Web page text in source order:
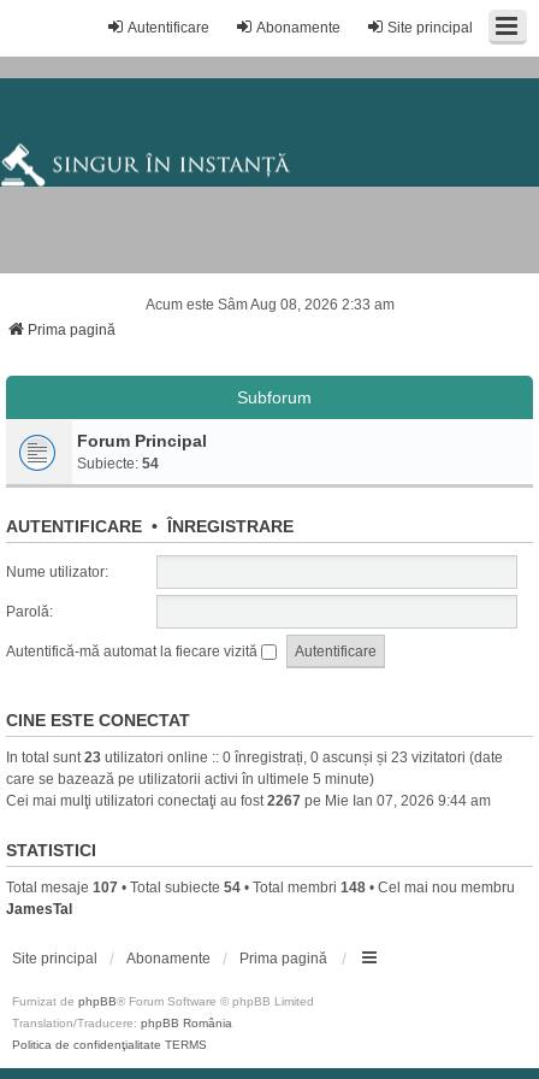
Site principal
Abonamente
Autentificare
Acum este Sâm Aug 08, 2026 2:33 am
Prima pagină
Subforum
Forum Principal
Subiecte: 54
AUTENTIFICARE • ÎNREGISTRARE
Nume utilizator:
Parolă:
Autentifică-mă automat la fiecare vizită
CINE ESTE CONECTAT
In total sunt23 utilizatori online :: 0 înregistrați, 0 ascunși și 23 vizitatori (date
care se bazează pe utilizatorii activi în ultimele 5 minute)
Cei mai mulţi utilizatori conectaţi au fost2267 pe Mie Ian 07, 2026 9:44 am
STATISTICI
Total mesaje 107 • Total subiecte 54 • Total membri 148 • Cel mai nou membru
JamesTal
Site principal Abonamente Prima pagină
Furnizat de phpBB® Forum Software © phpBB Limited
Translation/Traducere: phpBB România
Politica de confidenţialitate TERMS